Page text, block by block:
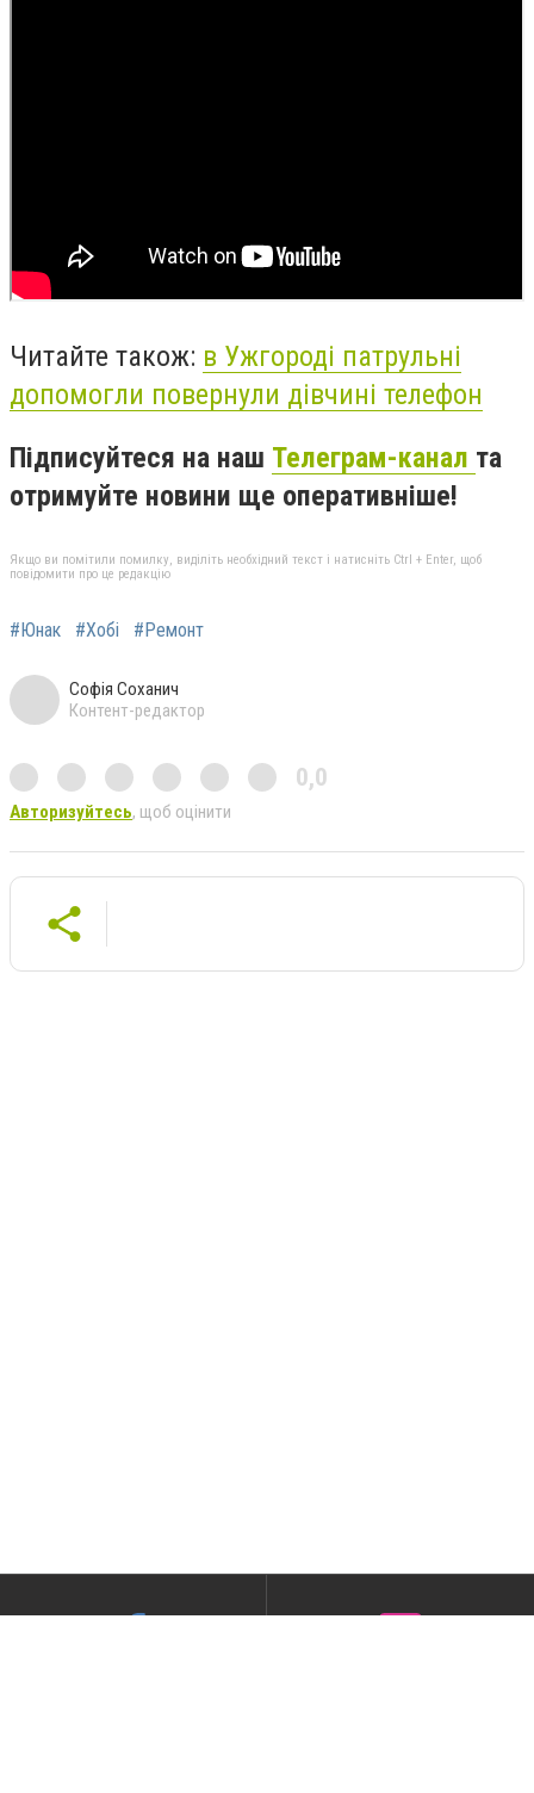
Читайте також: в Ужгороді патрульні
допомогли повернули дівчині телефон
Підписуйтеся на наш Телеграм-канал та
отримуйте новини ще оперативніше!
Якщо ви помітили помилку, виділіть необхідний текст і натисніть Ctrl + Enter, щоб
повідомити про це редакцію
#Юнак #Хобі #Ремонт
Софія Соханич
Контент-редактор
0,0
Авторизуйтесь, щоб оцінити